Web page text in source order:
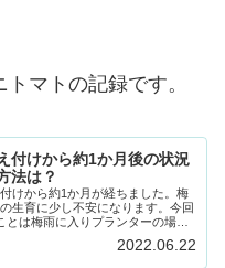
マトの記録です。
付けから約1か月後の状況
法は？
けから約1か月が経ちました。梅
生育に少し不安になります。今回
とは梅雨に入りプランターの場所
摘心をした。1か月後のミニトマ...
2022.06.22